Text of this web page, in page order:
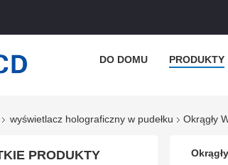
DO DOMU PRODUKTY
wyświetlacz holograficzny w pudełku Okrągły
PRODUKTY